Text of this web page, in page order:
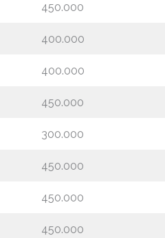
450.000
400.000
400.000
450.000
300.000
450.000
450.000
450.000